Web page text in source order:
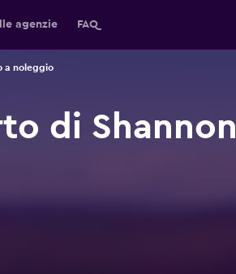
agenzie FAQ
a noleggio
di Shannon